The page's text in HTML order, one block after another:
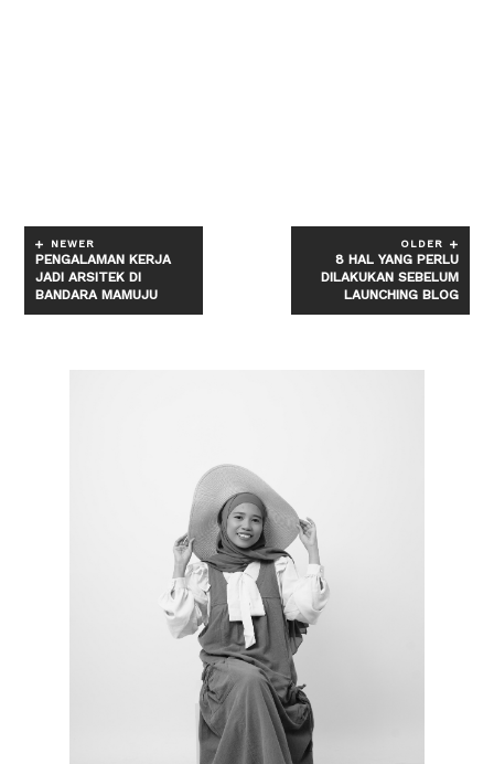
NEWER
PENGALAMAN KERJA
JADI ARSITEK DI
BANDARA MAMUJU
OLDER
8 HAL YANG PERLU
DILAKUKAN SEBELUM
LAUNCHING BLOG